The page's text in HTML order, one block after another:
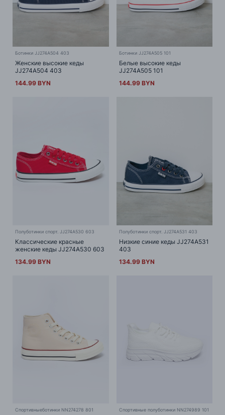
Ботинки JJ274A504 403
Женские высокие кеды
JJ274A504 403
144.99 BYN
Ботинки JJ274A505 101
Белые высокие кеды
JJ274A505 101
144.99 BYN
Полуботинки спорт. JJ274A530 603
Классические красные
женские кеды JJ274A530 603
134.99 BYN
Полуботинки спорт. JJ274A531 403
Низкие синие кеды JJ274A531
403
134.99 BYN
Спортивныеботинки NN274278 801 Спортивные полуботинки NN274989 101